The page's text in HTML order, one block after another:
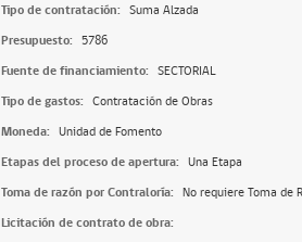
Tipo de contratación: Suma Alzada
Presupuesto: 5786
Fuente de financiamiento: SECTORIAL
Tipo de gastos: Contratación de Obras
Moneda: Unidad de Fomento
Etapas del proceso de apertura: Una Etapa
Toma de razón por Contraloría: No requiere Toma de
Licitación de contrato de obra: